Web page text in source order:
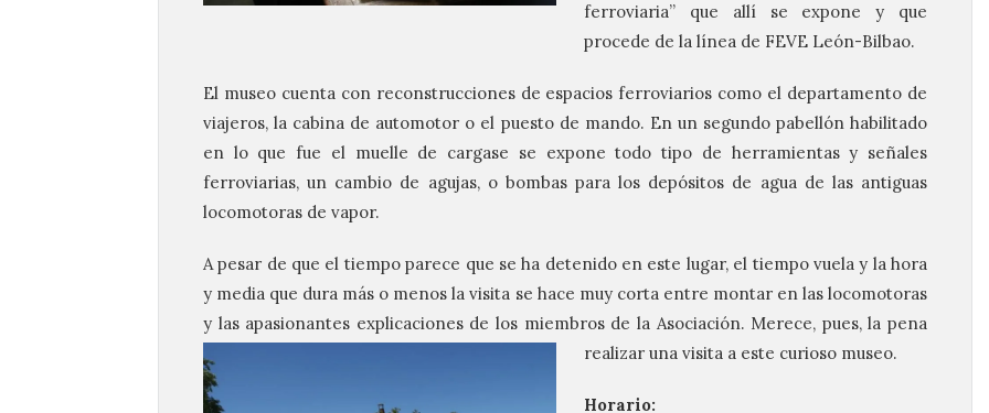
ferroviaria” que allí se expone y que
procede de la línea de FEVE León-Bilbao.
El museo cuenta con reconstrucciones de espacios ferroviarios como el departamento de
viajeros, la cabina de automotor o el puesto de mando. En un segundo pabellón habilitado
en lo que fue el muelle de cargase se expone todo tipo de herramientas y señales
ferroviarias, un cambio de agujas, o bombas para los depósitos de agua de las antiguas
locomotoras de vapor.
A pesar de que el tiempo parece que se ha detenido en este lugar, el tiempo vuela y la hora
y media que dura más o menos la visita se hace muy corta entre montar en las locomotoras
y las apasionantes explicaciones de los miembros de la Asociación. Merece, pues, la pena
realizar una visita a este curioso museo.
Horario: